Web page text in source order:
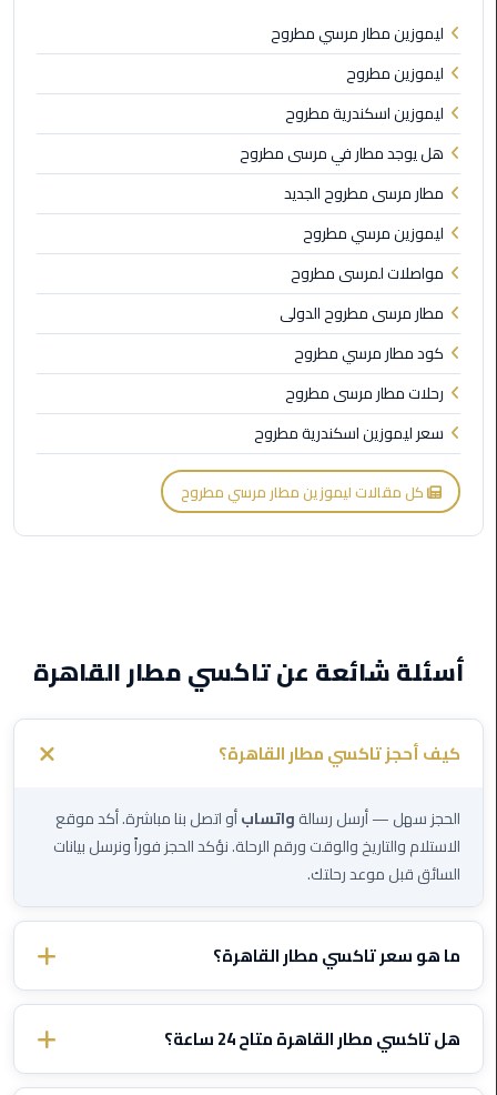
ليموزين
البحر
الأحمر
من
مطار
القاهرة
ليموزين
مطار
القاهرة
ليموزين
السخنة
ليموزين
مطار
سفنكس
ليموزين
ليموزين
مطار
العرب
المطار
الخط
الساخن
ليموزين
العلمين
توصيل
المطار
ليموزين مطار مرسي مطروح
ليموزين مطروح
ليموزين اسكندرية مطروح
هل يوجد مطار في مرسى مطروح
مطار مرسى مطروح الجديد
ليموزين مرسي مطروح
مواصلات لمرسى مطروح
مطار مرسى مطروح الدولى
كود مطار مرسي مطروح
رحلات مطار مرسى مطروح
سعر ليموزين اسكندرية مطروح
كل مقالات ليموزين مطار مرسي مطروح
أسئلة شائعة عن تاكسي مطار القاهرة
كيف أحجز تاكسي مطار القاهرة؟
الحجز سهل — أرسل رسالةواتسابأو اتصل بنا مباشرة. أكد موقع
الاستلام والتاريخ والوقت ورقم الرحلة. نؤكد الحجز فوراً ونرسل بيانات
السائق قبل موعد رحلتك.
ما هو سعر تاكسي مطار القاهرة؟
الأسعار تختلف حسب الوجهة ونوع السيارة. تواصل معنا عبر الواتساب
وأخبرنا بتفاصيل رحلتك وسنرسل لك سعراً ثابتاً مؤكداً — بدون رسوم
خفية أبداً.
هل تاكسي مطار القاهرة متاح 24 ساعة؟
نعم، تاكسي مطار القاهرة يعمل24/7بما في ذلك الليل والصباح